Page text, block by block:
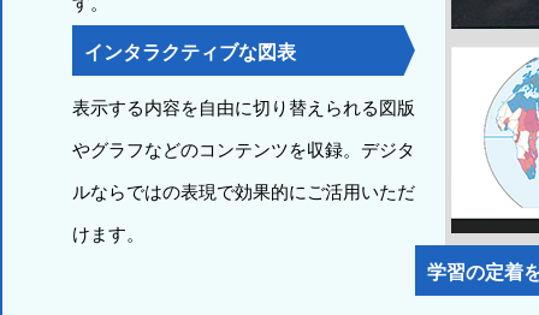
インタラクティブな図表
表示する内容を自由に切り替えられる図版
やグラフなどのコンテンツを収録。デジタ
ルならではの表現で効果的にご活用いただ
けます。
学習の定着